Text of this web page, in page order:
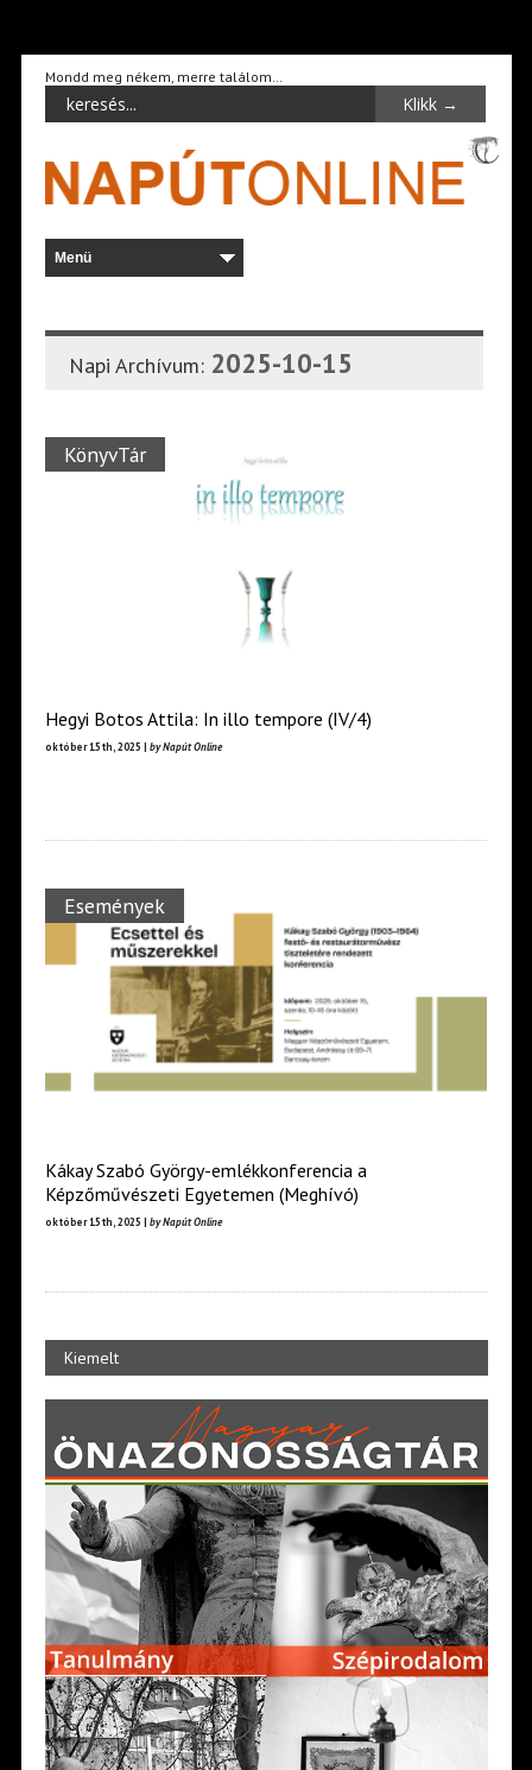
Mondd meg nékem, merre találom…
Napi Archívum: 2025-10-15
KönyvTár
Hegyi Botos Attila: In illo tempore (IV/4)
október 15th, 2025 | by Napút Online
Események
Kákay Szabó György-emlékkonferencia a
Képzőművészeti Egyetemen (Meghívó)
október 15th, 2025 | by Napút Online
Kiemelt